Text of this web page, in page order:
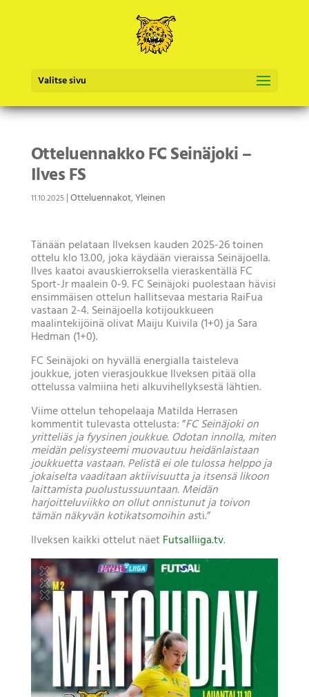
Valitse sivu
Otteluennakko FC Seinäjoki –
Ilves FS
11.10.2025|Otteluennakot,Yleinen
Tänään pelataan Ilveksen kauden 2025-26 toinen
ottelu klo 13.00, joka käydään vieraissa Seinäjoella.
Ilves kaatoi avauskierroksella vieraskentällä FC
Sport-Jr maalein 0-9. FC Seinäjoki puolestaan hävisi
ensimmäisen ottelun hallitsevaa mestaria RaiFua
vastaan 2-4. Seinäjoella kotijoukkueen
maalintekijöinä olivat Maiju Kuivila (1+0) ja Sara
Hedman (1+0).
FC Seinäjoki on hyvällä energialla taisteleva
joukkue, joten vierasjoukkue Ilveksen pitää olla
ottelussa valmiina heti alkuvihellyksestä lähtien.
Viime ottelun tehopelaaja Matilda Herrasen
kommentit tulevasta ottelusta: ”FC Seinäjoki on
yritteliäs ja fyysinen joukkue. Odotan innolla, miten
meidän pelisysteemi muovautuu heidänlaistaan
joukkuetta vastaan. Pelistä ei ole tulossa helppo ja
jokaiselta vaaditaan aktiivisuutta ja itsensä likoon
laittamista puolustussuuntaan. Meidän
harjoitteluviikko on ollut onnistunut ja toivon
tämän näkyvän kotikatsomoihin asti.”
Ilveksen kaikki ottelut näet Futsalliiga.tv.